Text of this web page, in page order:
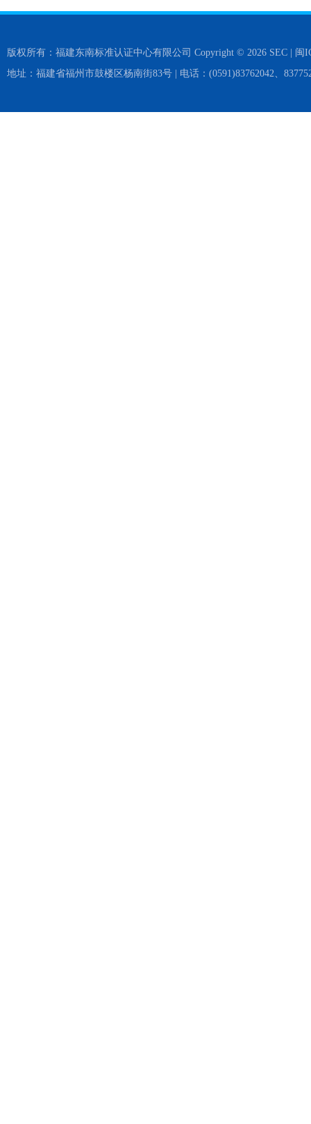
版权所有：福建东南标准认证中心有限公司 Copyright © 2026 SEC | 闽
地址：福建省福州市鼓楼区杨南街83号 | 电话：(0591)83762042、